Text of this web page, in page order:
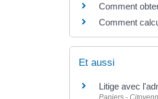
Comment
Comment
Et aussi
Litige avec
Papiers -